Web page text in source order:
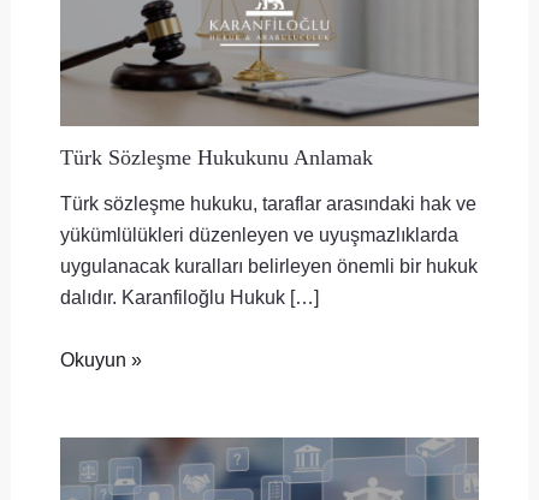
Türk Sözleşme Hukukunu Anlamak
Türk sözleşme hukuku, taraflar arasındaki hak ve
yükümlülükleri düzenleyen ve uyuşmazlıklarda
uygulanacak kuralları belirleyen önemli bir hukuk
dalıdır. Karanfiloğlu Hukuk […]
Okuyun »